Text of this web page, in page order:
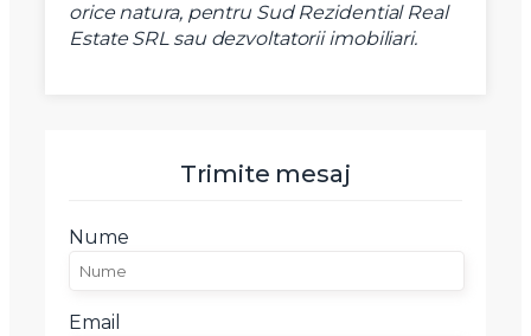
orice natura, pentru Sud Rezidential Real
Estate SRL sau dezvoltatorii imobiliari.
Trimite mesaj
Nume
Email